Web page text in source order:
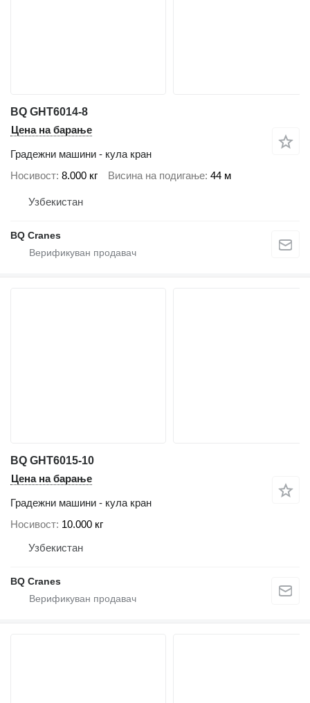
BQ GHT6014-8
Цена на барање
Градежни машини - кула кран
Носивост 8.000 кг Висина на подигање 44 м
Узбекистан
BQ Cranes
BQ GHT6015-10
Цена на барање
Градежни машини - кула кран
Носивост 10.000 кг
Узбекистан
BQ Cranes